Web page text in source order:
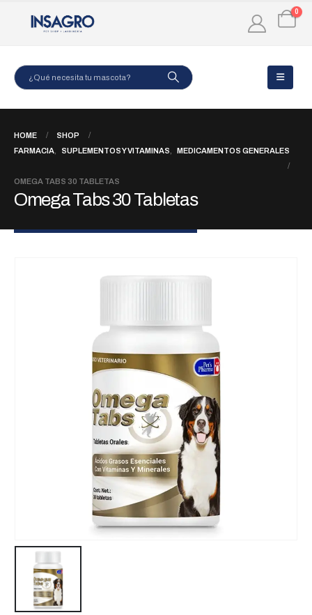
0
HOME
SHOP
FARMACIA
SUPLEMENTOS Y VITAMINAS MEDICAMENTOS GENERALES
OMEGA TABS 30 TABLETAS
Omega Tabs 30 Tabletas